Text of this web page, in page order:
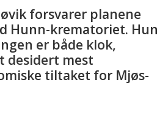
forsvarer planene
Hunn-krematoriet. Hun
er både klok,
desidert mest
tiltaket for Mjøs-